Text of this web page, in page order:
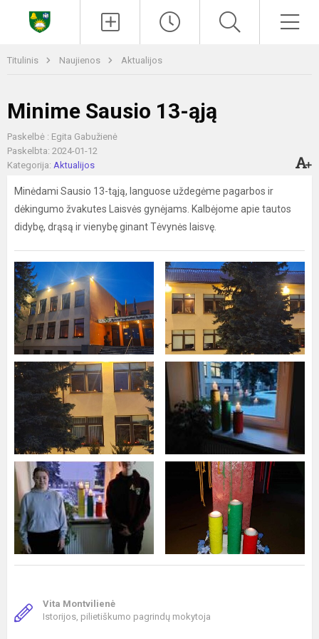
Titulinis Naujienos Aktualijos
Minime Sausio 13-ąją
Paskelbė : Egita Gabužienė
Paskelbta: 2024-01-12
Kategorija: Aktualijos
Minėdami Sausio 13-tąją, languose uždegėme pagarbos ir
dėkingumo žvakutes Laisvės gynėjams. Kalbėjome apie tautos
didybę, drąsą ir vienybę ginant Tėvynės laisvę.
Vita Montvilienė
Istorijos, pilietiškumo pagrindų mokytoja